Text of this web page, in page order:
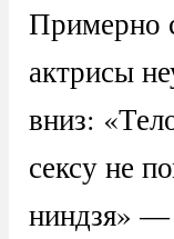
Примерно
актрисы
вниз:
сексу не
ниндзя» —